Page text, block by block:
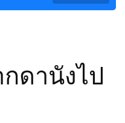
ดานังไป